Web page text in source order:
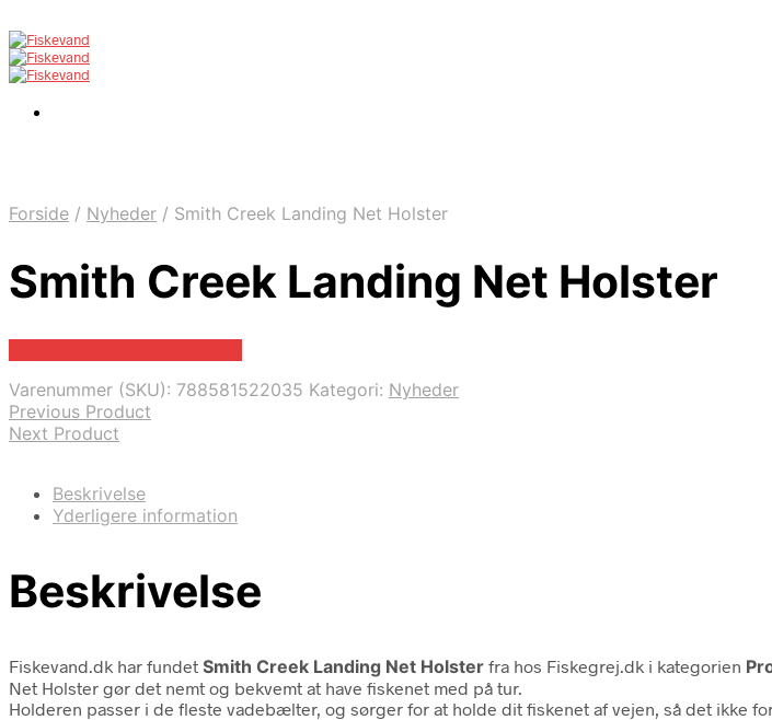
Forside / Nyheder / Smith Creek Landing Net Holster
Smith Creek Landing Net Holster
Varenummer (SKU): 788581522035 Kategori: Nyheder
Previous Product
Next Product
Beskrivelse
Yderligere information
Beskrivelse
Fiskevand.dk har fundet Smith Creek Landing Net Holster fra hos Fiskegrej.dk i kategorien
Net Holster gør det nemt og bekvemt at have fiskenet med på tur.
Holderen passer i de fleste vadebælter, og sørger for at holde dit fiskenet af vejen, så det ikke